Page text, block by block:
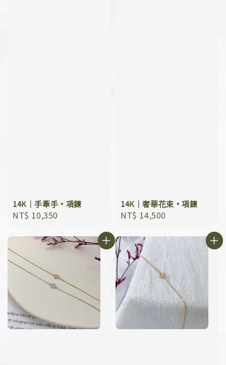
14K｜手牽手﹡項鍊
Regular
NT$ 10,350
14K｜奢華花束﹡項鍊
Regular
NT$ 14,500